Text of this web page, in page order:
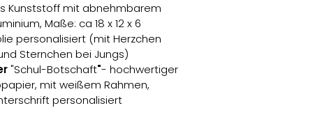
Kunststoff mit abnehmbarem
Maße: ca 18 x 12 x 6
personalisiert (mit Herzchen
Sternchen bei Jungs)
"Schul-Botschaft"- hochwertiger
mit weißem Rahmen,
personalisiert